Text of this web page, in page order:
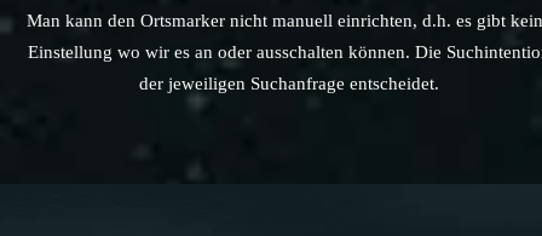
Man kann den Ortsmarker nicht manuell einrichten, d.h. es gibt
Einstellung wo wir es an oder ausschalten können. Die
der jeweiligen Suchanfrage entscheidet.